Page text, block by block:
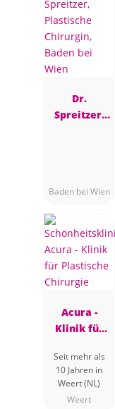
Dr.
Spreitzer,
Baden bei Wien
Acura -
Klinik für
Chirurgie
Seit mehr als
10 Jahren in
Weert (NL)
Weert